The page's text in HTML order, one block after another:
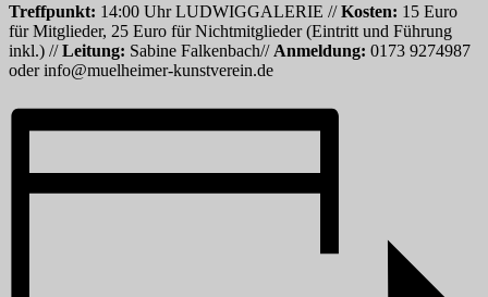
Treffpunkt: 14:00 Uhr LUDWIGGALERIE //Kosten: 15 Euro
für Mitglieder, 25 Euro für Nichtmitglieder (Eintritt und Führung
inkl.) //Leitung: Sabine Falkenbach// Anmeldung: 0173 9274987
oder info@muelheimer-kunstverein.de